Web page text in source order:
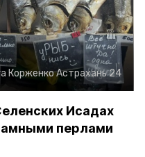
КорженкоАстрахань 24
Исадах
перлами